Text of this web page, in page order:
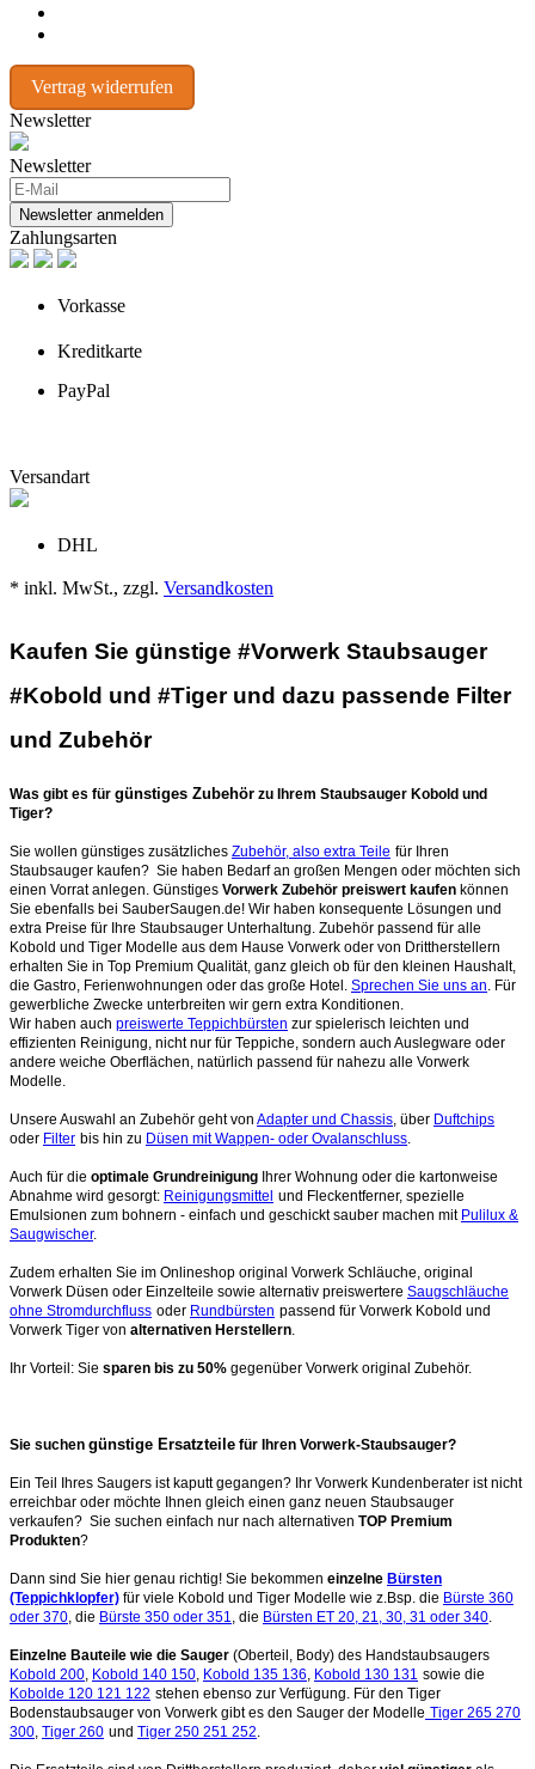
Vertrag widerrufen
Newsletter
Newsletter
Newsletter anmelden
Zahlungsarten
Vorkasse
Kreditkarte
PayPal
Versandart
DHL
* inkl. MwSt., zzgl. Versandkosten
Kaufen Sie günstige #Vorwerk Staubsauger
#Kobold und #Tiger und dazu passende Filter
und Zubehör
Was gibt es für günstiges Zubehör zu Ihrem Staubsauger Kobold und
Tiger?
Sie wollen günstiges zusätzliches Zubehör, also extra Teile für Ihren
Staubsauger kaufen? Sie haben Bedarf an großen Mengen oder möchten sich
einen Vorrat anlegen. Günstiges Vorwerk Zubehör preiswert kaufen können
Sie ebenfalls bei SauberSaugen.de! Wir haben konsequente Lösungen und
extra Preise für Ihre Staubsauger Unterhaltung. Zubehör passend für alle
Kobold und Tiger Modelle aus dem Hause Vorwerk oder von Drittherstellern
erhalten Sie in Top Premium Qualität, ganz gleich ob für den kleinen Haushalt,
die Gastro, Ferienwohnungen oder das große Hotel. Sprechen Sie uns an . Für
gewerbliche Zwecke unterbreiten wir gern extra Konditionen.
Wir haben auch preiswerte Teppichbürsten zur spielerisch leichten und
effizienten Reinigung, nicht nur für Teppiche, sondern auch Auslegware oder
andere weiche Oberflächen, natürlich passend für nahezu alle Vorwerk
Modelle.
Unsere Auswahl an Zubehör geht von Adapter und Chassis , über Duftchips
oder Filter bis hin zu Düsen mit Wappen- oder Ovalanschluss
Auch für die optimale Grundreinigung Ihrer Wohnung oder die kartonweise
Abnahme wird gesorgt: Reinigungsmittel und Fleckentferner, spezielle
Emulsionen zum bohnern - einfach und geschickt sauber machen mit Pulilux &
Saugwischer.
Zudem erhalten Sie im Onlineshop original Vorwerk Schläuche, original
Vorwerk Düsen oder Einzelteile sowie alternativ preiswertere Saugschläuche
ohne Stromdurchfluss oder Rundbürsten passend für Vorwerk Kobold und
Vorwerk Tiger von alternativen Herstellern
Ihr Vorteil: Sie sparen bis zu 50% gegenüber Vorwerk original Zubehör.
Sie suchen günstige Ersatzteile für Ihren Vorwerk-Staubsauger?
Ein Teil Ihres Saugers ist kaputt gegangen? Ihr Vorwerk Kundenberater ist nicht
erreichbar oder möchte Ihnen gleich einen ganz neuen Staubsauger
verkaufen? Sie suchen einfach nur nach alternativen TOP Premium
Produkten?
Dann sind Sie hier genau richtig! Sie bekommen einzelne Bürsten
(Teppichklopfer) für viele Kobold und Tiger Modelle wie z.Bsp. die Bürste 360
oder 370 , die Bürste 350 oder 351 , die Bürsten ET 20, 21, 30, 31 oder 340
Einzelne Bauteile wie die Sauger (Oberteil, Body) des Handstaubsaugers
Kobold 200 Kobold 140 150 Kobold 135 136 Kobold 130 131 sowie die
Kobolde 120 121 122 stehen ebenso zur Verfügung. Für den Tiger
Bodenstaubsauger von Vorwerk gibt es den Sauger der Modelle Tiger 265 270
300 Tiger 260 und Tiger 250 251 252